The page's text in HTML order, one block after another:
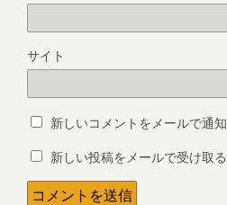
サイト
新しいコメントをメールで通知
新しい投稿をメールで受け取る